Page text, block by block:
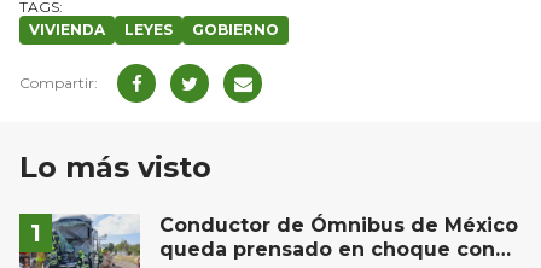
VIVIENDA LEYES GOBIERNO
Lo más visto
Conductor de Ómnibus de México
queda prensado en choque con